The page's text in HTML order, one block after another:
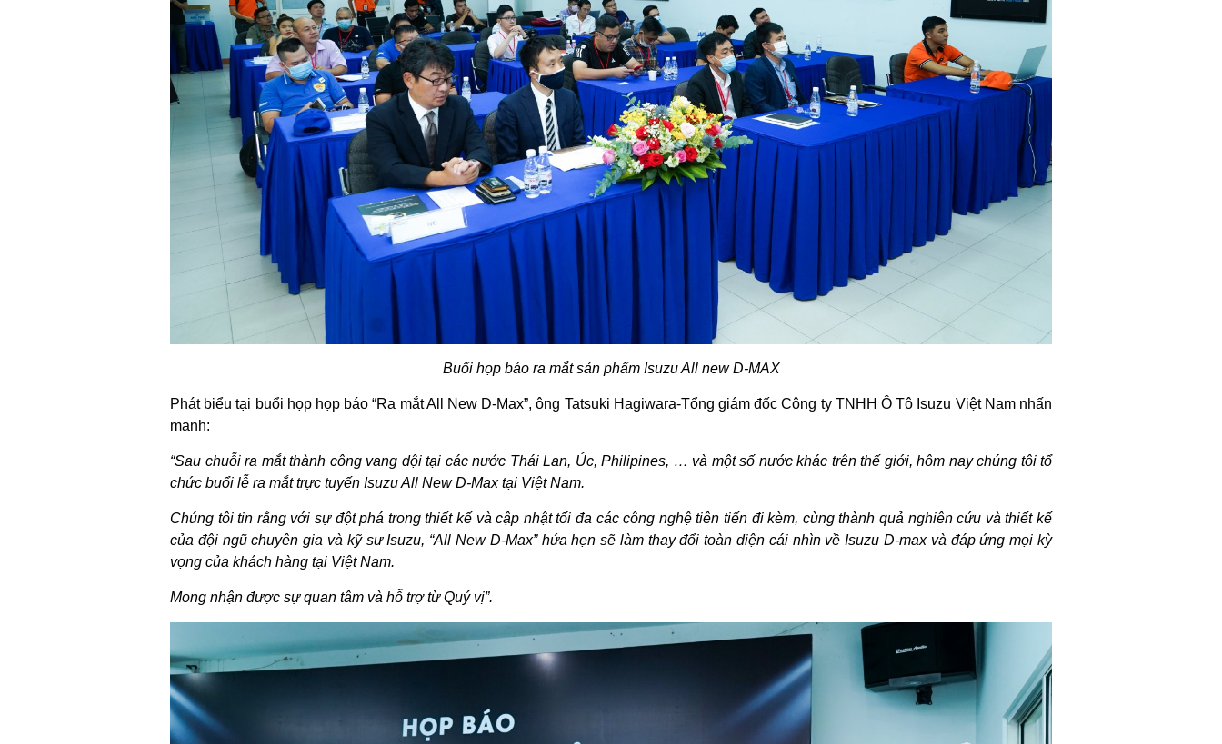
Buổi họp báo ra mắt sản phẩm Isuzu All new D-MAX
Phát biểu tại buổi họp họp báo “Ra mắt All New D-Max”, ông Tatsuki Hagiwara-Tổng giám đốc Công ty TNHH Ô Tô Isuzu Việt Nam nhấn
mạnh:
“Sau chuỗi ra mắt thành công vang dội tại các nước Thái Lan, Úc, Philipines, … và một số nước khác trên thế giới, hôm nay chúng tôi tổ
chức buổi lễ ra mắt trực tuyến Isuzu All New D-Max tại Việt Nam.
Chúng tôi tin rằng với sự đột phá trong thiết kế và cập nhật tối đa các công nghệ tiên tiến đi kèm, cùng thành quả nghiên cứu và thiết kế
của đội ngũ chuyên gia và kỹ sư Isuzu, “All New D-Max” hứa hẹn sẽ làm thay đổi toàn diện cái nhìn về Isuzu D-max và đáp ứng mọi kỳ
vọng của khách hàng tại Việt Nam.
Mong nhận được sự quan tâm và hỗ trợ từ Quý vị”.